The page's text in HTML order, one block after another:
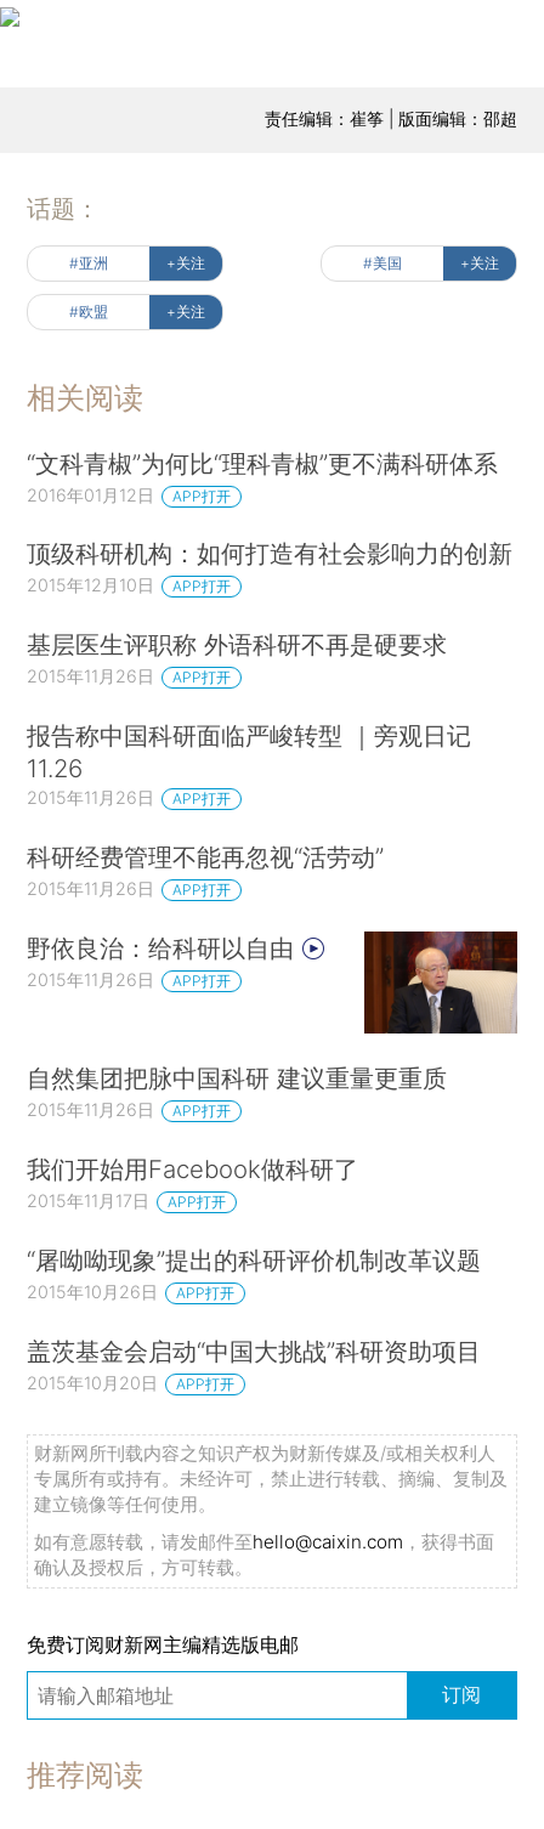
责任编辑：崔筝 | 版面编辑：邵超
话题：
#亚洲 +关注 #美国 +关注
#欧盟 +关注
相关阅读
“文科青椒”为何比“理科青椒”更不满科研体系
2016年01月12日 APP打开
顶级科研机构：如何打造有社会影响力的创新
2015年12月10日 APP打开
基层医生评职称 外语科研不再是硬要求
2015年11月26日 APP打开
报告称中国科研面临严峻转型 ｜旁观日记
11.26
2015年11月26日 APP打开
科研经费管理不能再忽视“活劳动”
2015年11月26日 APP打开
野依良治：给科研以自由
2015年11月26日 APP打开
自然集团把脉中国科研 建议重量更重质
2015年11月26日 APP打开
我们开始用Facebook做科研了
2015年11月17日 APP打开
“屠呦呦现象”提出的科研评价机制改革议题
2015年10月26日 APP打开
盖茨基金会启动“中国大挑战”科研资助项目
2015年10月20日 APP打开
财新网所刊载内容之知识产权为财新传媒及/或相关权利人
专属所有或持有。未经许可，禁止进行转载、摘编、复制及
建立镜像等任何使用。
如有意愿转载，请发邮件至hello@caixin.com ，获得书面
确认及授权后，方可转载。
免费订阅财新网主编精选版电邮
订阅
推荐阅读